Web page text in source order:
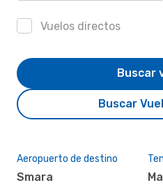
Vuelos directos
Buscar
Buscar
Aeropuerto de destino
Smara